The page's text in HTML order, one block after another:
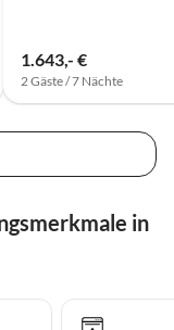
1.643,- €
2 Gäste / 7 Nächte
in